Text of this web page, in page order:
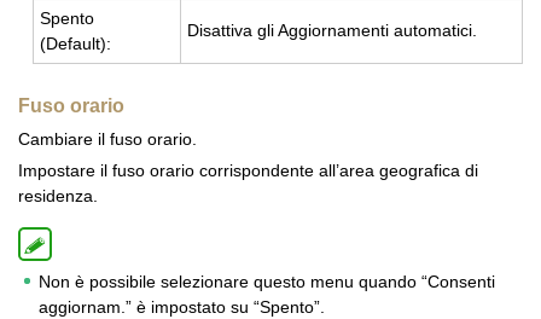
Spen­to
(De­fault):
Di­sat­ti­va gli Ag­gior­na­men­ti au­to­ma­ti­ci.
Fuso orario
Cambiare il fuso orario.
Impostare il fuso orario corrispondente all’area geografica di
residenza.
Non è possibile selezionare questo menu quando “Consenti
aggiornam.” è impostato su “Spento”.